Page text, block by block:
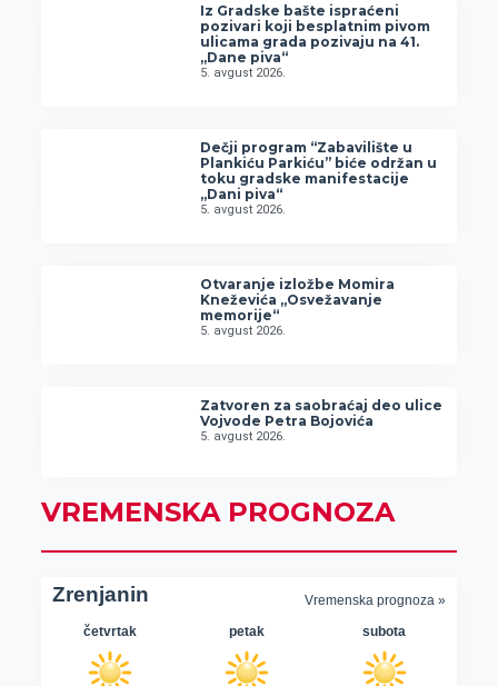
Iz Gradske bašte ispraćeni
pozivari koji besplatnim pivom
ulicama grada pozivaju na 41.
„Dane piva“
5. avgust 2026.
Dečji program “Zabavilište u
Plankiću Parkiću” biće održan u
toku gradske manifestacije
„Dani piva“
5. avgust 2026.
Otvaranje izložbe Momira
Kneževića „Osvežavanje
memorije“
5. avgust 2026.
Zatvoren za saobraćaj deo ulice
Vojvode Petra Bojovića
5. avgust 2026.
VREMENSKA PROGNOZA